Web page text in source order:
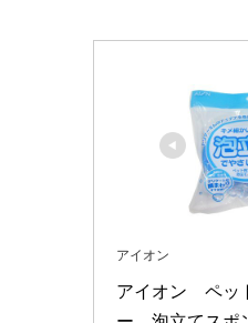
アイオン
アイオン　ペッ